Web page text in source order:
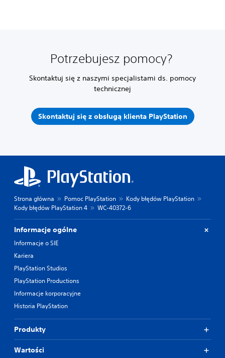
Potrzebujesz pomocy?
Skontaktuj się z naszymi specjalistami ds. pomocy
technicznej
Skontaktuj się z obsługą klienta PlayStation
Strona główna Pomoc PlayStation
Kody błędów PlayStation
Kody błędów PlayStation 4
WC-40372-6
Informacje ogólne
Informacje o SIE
Kariera
PlayStation Studios
PlayStation Productions
Informacje korporacyjne
Historia PlayStation
Produkty
Wartości